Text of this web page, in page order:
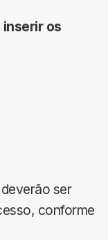
inserir os
ser
conforme